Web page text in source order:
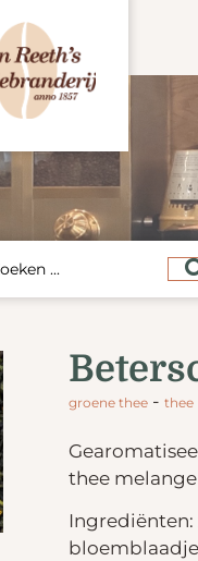
groene thee - thee
thee
Ingrediënten: